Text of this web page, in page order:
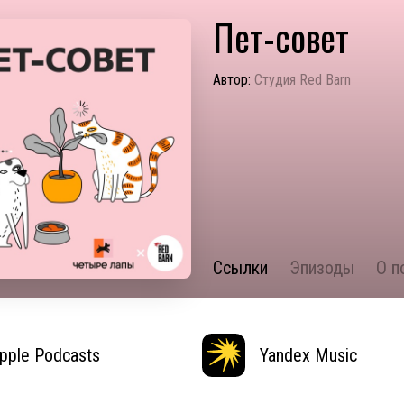
Пет-совет
Автор: Студия Red Barn
Ссылки Эпизоды О
Podcasts Yandex Music